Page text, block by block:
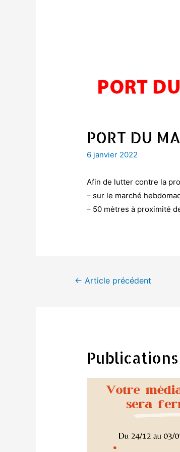
PORT DU
6 janvier 2022
Afin de lutter contre la
– sur le marché
– 50 mètres à proximité
Navigation
← Article précédent